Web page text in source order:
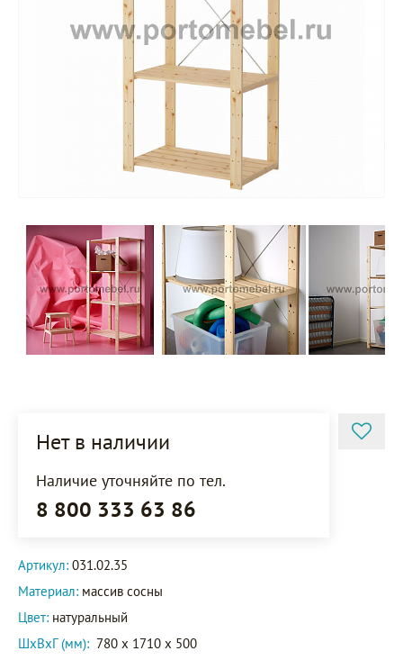
Нет в наличии
Наличие уточняйте по тел.
8 800 333 63 86
Артикул: 031.02.35
Материал: массив сосны
Цвет: натуральный
ШxВxГ (мм): 780 x 1710 x 500